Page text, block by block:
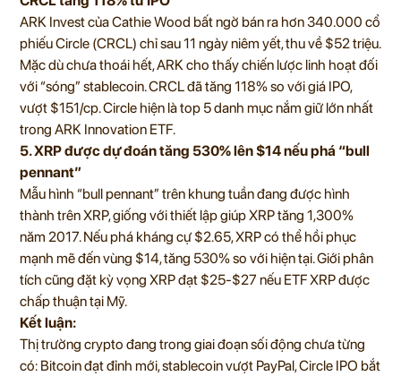
ARK Invest của Cathie Wood bất ngờ bán ra hơn 340.000 cổ
phiếu Circle (CRCL) chỉ sau 11 ngày niêm yết, thu về $52 triệu.
Mặc dù chưa thoái hết, ARK cho thấy chiến lược linh hoạt đối
với “sóng” stablecoin. CRCL đã tăng 118% so với giá IPO,
vượt $151/cp. Circle hiện là top 5 danh mục nắm giữ lớn nhất
trong ARK Innovation ETF.
5. XRP được dự đoán tăng 530% lên $14 nếu phá “bull
pennant”
Mẫu hình “bull pennant” trên khung tuần đang được hình
thành trên XRP, giống với thiết lập giúp XRP tăng 1,300%
năm 2017. Nếu phá kháng cự $2.65, XRP có thể hồi phục
mạnh mẽ đến vùng $14, tăng 530% so với hiện tại. Giới phân
tích cũng đặt kỳ vọng XRP đạt $25-$27 nếu ETF XRP được
chấp thuận tại Mỹ.
Kết luận:
Thị trường crypto đang trong giai đoạn sối động chưa từng
có: Bitcoin đạt đỉnh mới, stablecoin vượt PayPal, Circle IPO bắt